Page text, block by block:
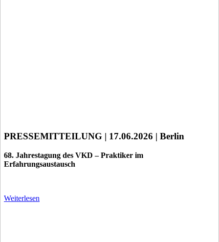
PRESSEMITTEILUNG | 17.06.2026 | Berlin
68. Jahrestagung des VKD – Praktiker im
Erfahrungsaustausch
Weiterlesen